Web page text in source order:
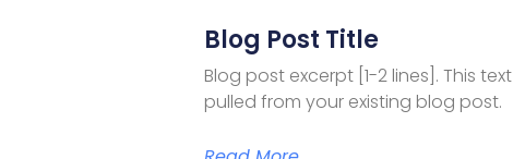
Blog Post Title
Blog post excerpt [1-2 lines]. This
pulled from your existing blog post.